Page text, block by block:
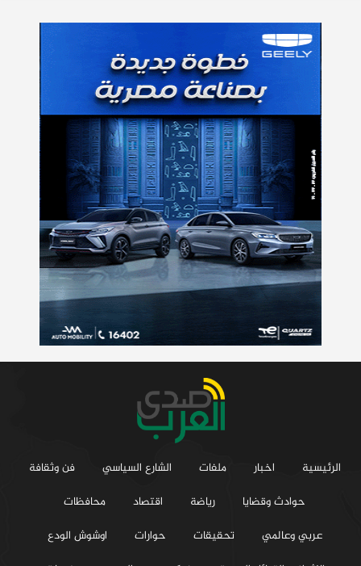
الرئيسية اخبار ملفات الشارع السياسي
فن وثقافة
حوادث وقضايا
رياضة اقتصاد
محافظات
عربي وعالمي
تحقيقات حوارات
اوشوش الودع